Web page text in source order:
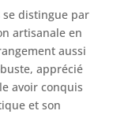
se distingue par
artisanale en
aussi
apprécié
avoir conquis
et son